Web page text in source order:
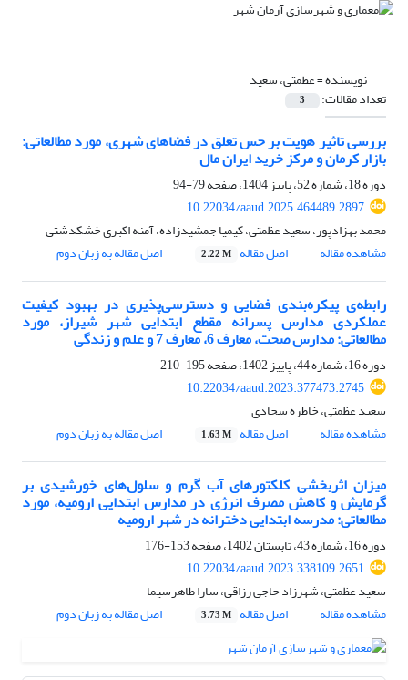
نویسنده =عظمتی، سعید
تعداد مقالات: 3
بررسی تاثیر هویت بر حس تعلق در فضاهای شهری، مورد مطالعاتی:
بازار کرمان و مرکز خرید ایران مال
دوره 18، شماره 52، پاییز 1404، صفحه
79-94
10.22034/aaud.2025.464489.2897
محمد بهزادپور، سعید عظمتی، کیمیا جمشیدزاده، آمنه اکبری خشکدشتی
مشاهده مقاله
اصل مقاله 2.22 M اصل مقاله به زبان دوم
رابطه‌ی پیکره‌بندی فضایی و دسترسی‌پذیری در بهبود کیفیت
عملکردی مدارس پسرانه مقطع ابتدایی شهر شیراز، مورد
مطالعاتی: مدارس صحت، معارف 6، معارف 7 و علم و زندگی
دوره 16، شماره 44، پاییز 1402، صفحه
195-210
10.22034/aaud.2023.377473.2745
سعید عظمتی، خاطره سجادی
مشاهده مقاله
اصل مقاله 1.63 M اصل مقاله به زبان دوم
میزان اثربخشی کلکتورهای آب گرم و سلول‌های خورشیدی بر
گرمایش و کاهش مصرف انرژی در مدارس ابتدایی ارومیه، مورد
مطالعاتی: مدرسه ابتدایی دخترانه در شهر ارومیه
دوره 16، شماره 43، تابستان 1402، صفحه
153-176
10.22034/aaud.2023.338109.2651
سعید عظمتی، شهرزاد حاجی رزاقی، سارا طاهرسیما
مشاهده مقاله
اصل مقاله 3.73 M اصل مقاله به زبان دوم